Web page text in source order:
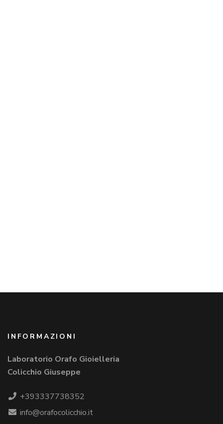
INFORMAZIONI
Laboratorio Orafo Gioielleria
Colicchio Giuseppe
+393337738352
info@orafocolicchio.it